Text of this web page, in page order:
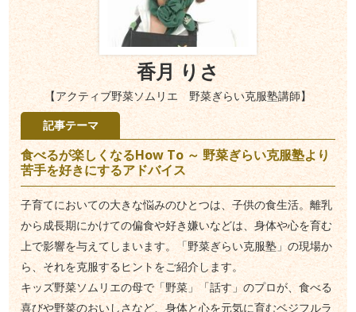
香月 りさ
【アクティブ野菜ソムリエ 野菜ぎらい克服塾講師】
記事テーマ
食べるが楽しくなるHow To ～ 野菜ぎらい克服塾より
苦手を好きにするアドバイス
子育てにおいての大きな悩みのひとつは、子供の食生活。離乳
から成長期にかけての偏食や好き嫌いなどは、身体や心を育む
上で影響を与えてしまいます。「野菜ぎらい克服塾」の現場か
ら、それを克服するヒントをご紹介します。
キッズ野菜ソムリエの母で「野菜」「話す」のプロが、食べる
喜びや野菜のおいしさなど、身体と心を元気に育むベジフルラ